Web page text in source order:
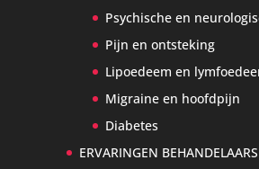
Psychische en
Pijn en ontsteking
Lipoedeem en
Migraine en hoofdpijn
Diabetes
ERVARINGEN BEHANDELAARS